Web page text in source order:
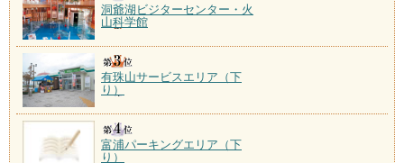
洞爺湖ビジターセンター・火
山科学館
有珠山サービスエリア（下
り）
富浦パーキングエリア（下
り）